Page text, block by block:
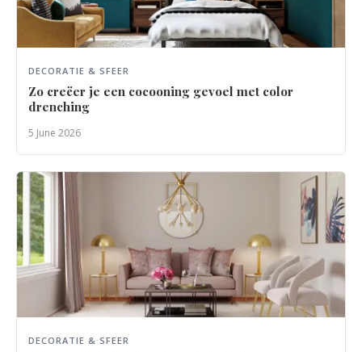
DECORATIE & SFEER
Zo creëer je een cocooning gevoel met color
drenching
5 June 2026
DECORATIE & SFEER